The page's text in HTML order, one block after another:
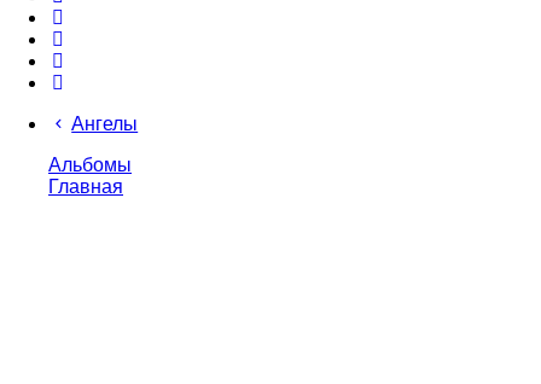
Ангелы
Альбомы
Главная